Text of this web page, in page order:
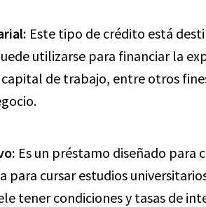
Este tipo de crédito está
utilizarse para financiar la
de trabajo, entre otros
Es un préstamo diseñado para
para cursar estudios
tener condiciones y tasas de